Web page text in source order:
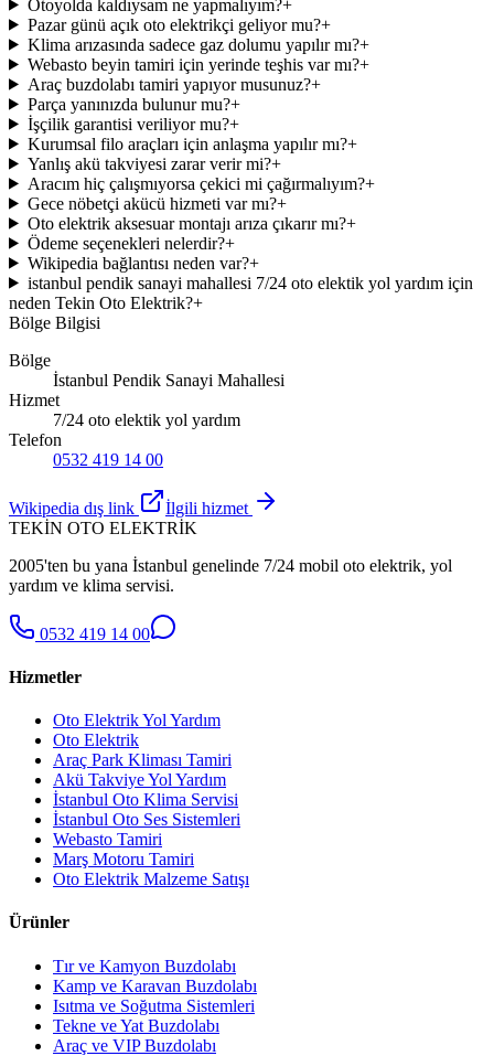
Otoyolda kaldıysam ne yapmalıyım?+
Pazar günü açık oto elektrikçi geliyor mu?+
Klima arızasında sadece gaz dolumu yapılır mı?+
Webasto beyin tamiri için yerinde teşhis var mı?+
Araç buzdolabı tamiri yapıyor musunuz?+
Parça yanınızda bulunur mu?+
İşçilik garantisi veriliyor mu?+
Kurumsal filo araçları için anlaşma yapılır mı?+
Yanlış akü takviyesi zarar verir mi?+
Aracım hiç çalışmıyorsa çekici mi çağırmalıyım?+
Gece nöbetçi akücü hizmeti var mı?+
Oto elektrik aksesuar montajı arıza çıkarır mı?+
Ödeme seçenekleri nelerdir?+
Wikipedia bağlantısı neden var?+
istanbul pendik sanayi mahallesi 7/24 oto elektik yol yardım için
neden Tekin Oto Elektrik?+
Bölge Bilgisi
Bölge
İstanbul Pendik Sanayi Mahallesi
Hizmet
7/24 oto elektik yol yardım
Telefon
0532 419 14 00
Wikipedia dış link
İlgili hizmet
TEKİN OTO ELEKTRİK
2005'ten bu yana İstanbul genelinde 7/24 mobil oto elektrik, yol
yardım ve klima servisi.
0532 419 14 00
Hizmetler
Oto Elektrik Yol Yardım
Oto Elektrik
Araç Park Kliması Tamiri
Akü Takviye Yol Yardım
İstanbul Oto Klima Servisi
İstanbul Oto Ses Sistemleri
Webasto Tamiri
Marş Motoru Tamiri
Oto Elektrik Malzeme Satışı
Ürünler
Tır ve Kamyon Buzdolabı
Kamp ve Karavan Buzdolabı
Isıtma ve Soğutma Sistemleri
Tekne ve Yat Buzdolabı
Araç ve VIP Buzdolabı